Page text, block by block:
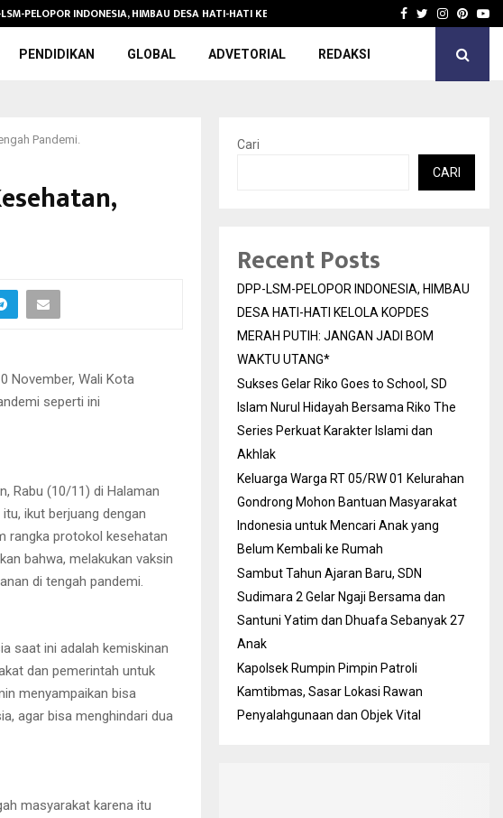
PELOPOR INDONESIA, HIMBAU DESA HATI-HATI KELOLA KOPDES… Sukses
Facebook
Twitter
PENDIDIKAN GLOBAL ADVETORIAL REDAKSI
Pandemi.
November, Wali Kota
seperti ini
Rabu (10/11) di Halaman
ikut berjuang dengan
rangka protokol kesehatan
bahwa, melakukan vaksin
di tengah pandemi.
saat ini adalah kemiskinan
dan pemerintah untuk
menyampaikan bisa
agar bisa menghindari dua
masyarakat karena itu
Cari
CARI
Recent Posts
DPP-LSM-PELOPOR INDONESIA, HIMBAU
DESA HATI-HATI KELOLA KOPDES
MERAH PUTIH: JANGAN JADI BOM
WAKTU UTANG*
Sukses Gelar Riko Goes to School, SD
Islam Nurul Hidayah Bersama Riko The
Series Perkuat Karakter Islami dan
Akhlak
Keluarga Warga RT 05/RW 01 Kelurahan
Gondrong Mohon Bantuan Masyarakat
Indonesia untuk Mencari Anak yang
Belum Kembali ke Rumah
Sambut Tahun Ajaran Baru, SDN
Sudimara 2 Gelar Ngaji Bersama dan
Santuni Yatim dan Dhuafa Sebanyak 27
Anak
Kapolsek Rumpin Pimpin Patroli
Kamtibmas, Sasar Lokasi Rawan
Penyalahgunaan dan Objek Vital